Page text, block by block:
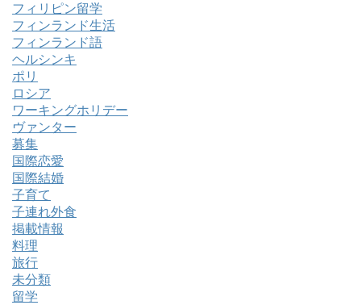
フィリピン留学
フィンランド生活
フィンランド語
ヘルシンキ
ポリ
ロシア
ワーキングホリデー
ヴァンター
募集
国際恋愛
国際結婚
子育て
子連れ外食
掲載情報
料理
旅行
未分類
留学